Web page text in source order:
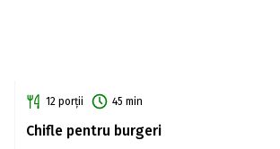
12 porții 45 min
Chifle pentru burgeri